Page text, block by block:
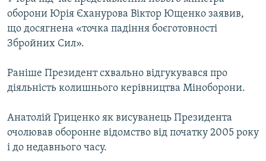
Усі сайти RFE/RL
оборони Юрія Єханурова Віктор Ющенко заявив,
що досягнена «точка падіння боєготовності
Збройних Cил».
Раніше Президент схвально відгукувався про
діяльність колишнього керівництва Міноборони.
Анатолій Гриценко як висуванець Президента
очолював оборонне відомство від початку 2005 року
і до недавнього часу.